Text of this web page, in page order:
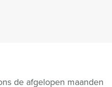
de afgelopen maanden